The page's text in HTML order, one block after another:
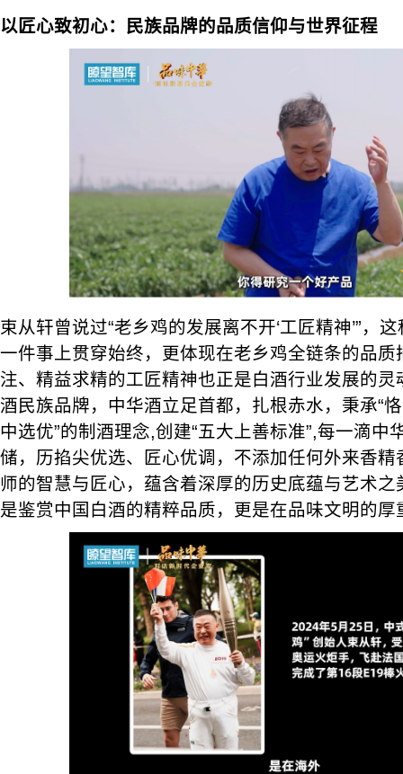
以匠心致初心：民族品牌的品质信仰与世界征程
束从轩曾说过“老乡鸡的发展离不开‘工匠精神’”，
一件事上贯穿始终，更体现在老乡鸡全链条的品质
注、精益求精的工匠精神也正是白酒行业发展的
酒民族品牌，中华酒立足首都，扎根赤水，秉承“
中选优”的制酒理念,创建“五大上善标准”,每一滴中
储，历掐尖优选、匠心优调，不添加任何外来香
师的智慧与匠心，蕴含着深厚的历史底蕴与艺术
是鉴赏中国白酒的精粹品质，更是在品味文明的厚